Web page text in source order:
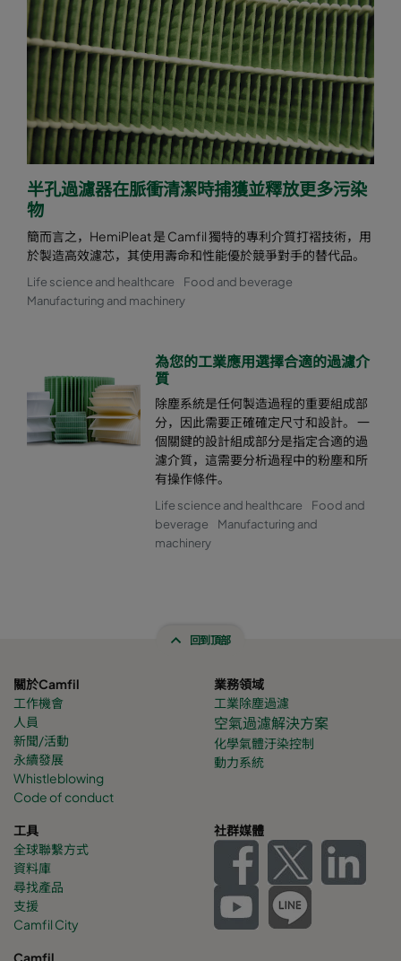
半孔過濾器在脈衝清潔時捕獲並釋放更多污染
物
簡而言之，HemiPleat 是 Camfil 獨特的專利介質打褶技術，用
於製造高效濾芯，其使用壽命和性能優於競爭對手的替代品。
Life science and healthcare
Food and beverage
Manufacturing and machinery
為您的工業應用選擇合適的過濾介
質
除塵系統是任何製造過程的重要組成部
分，因此需要正確確定尺寸和設計。 一
個關鍵的設計組成部分是指定合適的過
濾介質，這需要分析過程中的粉塵和所
有操作條件。
Life science and healthcare
Food and
beverage
Manufacturing and
machinery
回到頂部
關於Camfil
工作機會
人員
新聞/活動
永續發展
Whistleblowing
Code of conduct
業務領域
工業除塵過濾
空氣過濾解決方案
化學氣體汙染控制
動力系統
工具
全球聯繫方式
資料庫
尋找產品
支援
Camfil City
社群媒體
Camfil